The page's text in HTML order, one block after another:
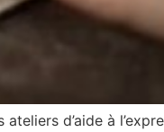
d’aide à